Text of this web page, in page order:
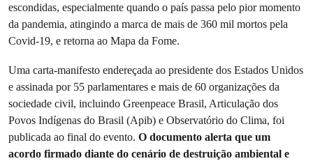
escondidas, especialmente quando o país passa pelo pior momento
da pandemia, atingindo a marca de mais de 360 mil mortos pela
Covid-19, e retorna ao Mapa da Fome.
Uma carta-manifesto endereçada ao presidente dos Estados Unidos
e assinada por 55 parlamentares e mais de 60 organizações da
sociedade civil, incluindo Greenpeace Brasil, Articulação dos
Povos Indígenas do Brasil (Apib) e Observatório do Clima, foi
publicada ao final do evento. O documento alerta que um
acordo firmado diante do cenário de destruição ambiental e